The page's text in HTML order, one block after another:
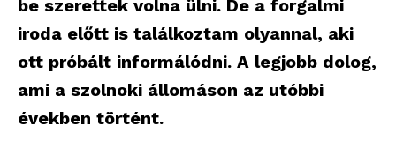
be szerettek volna ülni. De a forgalmi
iroda előtt is találkoztam olyannal, aki
ott próbált informálódni. A legjobb dolog,
ami a szolnoki állomáson az utóbbi
években történt.